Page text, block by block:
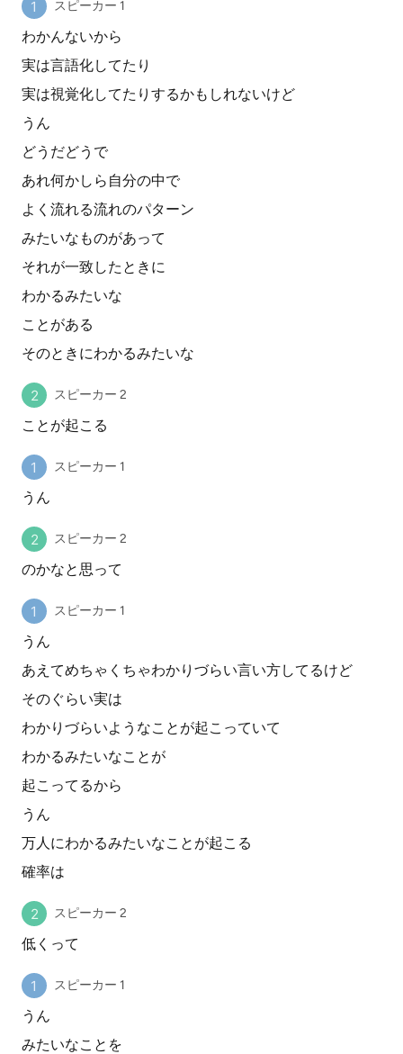
スピーカー 1
わかんないから
実は言語化してたり
実は視覚化してたりするかもしれないけど
うん
どうだどうで
あれ何かしら自分の中で
よく流れる流れのパターン
みたいなものがあって
それが一致したときに
わかるみたいな
ことがある
そのときにわかるみたいな
スピーカー 2
ことが起こる
スピーカー 1
うん
スピーカー 2
のかなと思って
スピーカー 1
うん
あえてめちゃくちゃわかりづらい言い方してるけど
そのぐらい実は
わかりづらいようなことが起こっていて
わかるみたいなことが
起こってるから
うん
万人にわかるみたいなことが起こる
確率は
スピーカー 2
低くって
スピーカー 1
うん
みたいなことを